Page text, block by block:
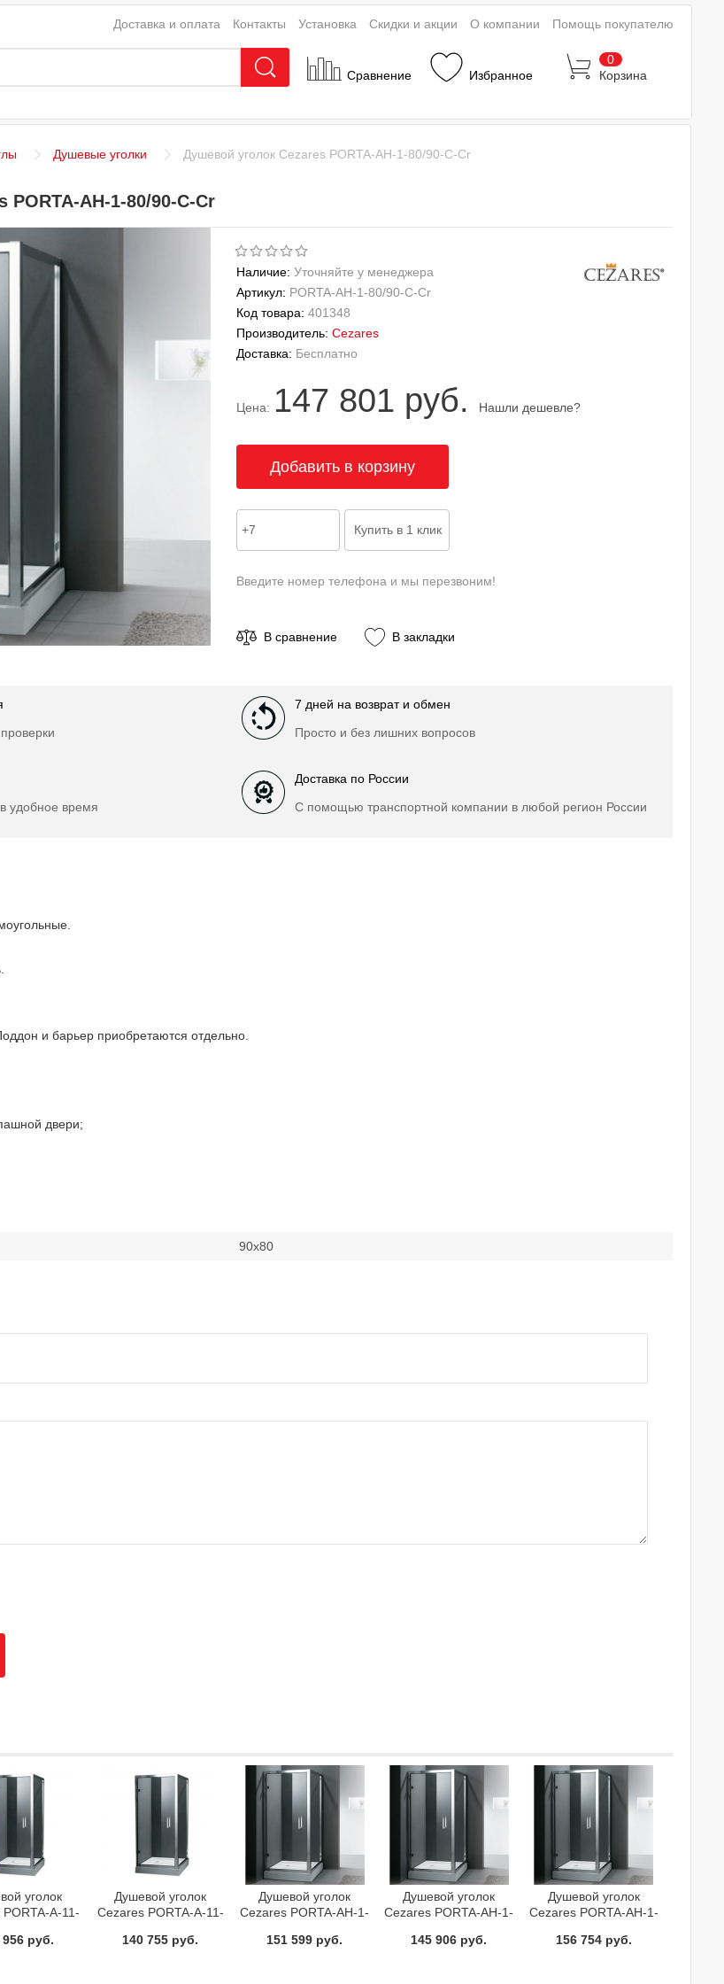
Сравнение Избранное
0
Корзина
Доставка и оплата Контакты Установка Скидки и акции О компании Помощь покупателю
Душевые уголки Душевой уголок Cezares PORTA-AH-1-80/90-C-Cr
AH-1-80/90-C-Cr
Наличие: Уточняйте у менеджера
Артикул: PORTA-AH-1-80/90-C-Cr
Код товара: 401348
Производитель: Cezares
Доставка: Бесплатно
Цена: 147 801 руб. Нашли дешевле?
Введите номер телефона и мы перезвоним!
В сравнение В закладки
7 дней на возврат и обмен
Просто и без лишних вопросов
удобное время
Доставка по России
С помощью транспортной компании в любой регион России
и барьер приобретаются отдельно.
двери;
90х80
уголок
A-11-
956 руб.
Душевой уголок
Cezares PORTA-A-11-
140 755 руб.
Душевой уголок
Cezares PORTA-AH-1-
151 599 руб.
Душевой уголок
Cezares PORTA-AH-1-
145 906 руб.
Душевой уголок
Cezares PORTA-AH-1-
156 754 руб.